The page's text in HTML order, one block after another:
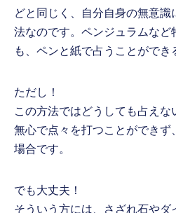
どと同じく、自分自身の無意
法なのです。ペンジュラムなど
も、ペンと紙で占うことができ
ただし！
この方法ではどうしても占えな
無心で点々を打つことができず
場合です。
でも大丈夫！
そういう方には、さざれ石やダ